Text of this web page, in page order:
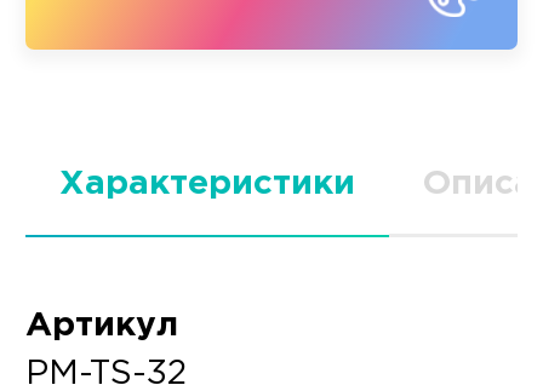
Характеристики
Артикул
PM-TS-32